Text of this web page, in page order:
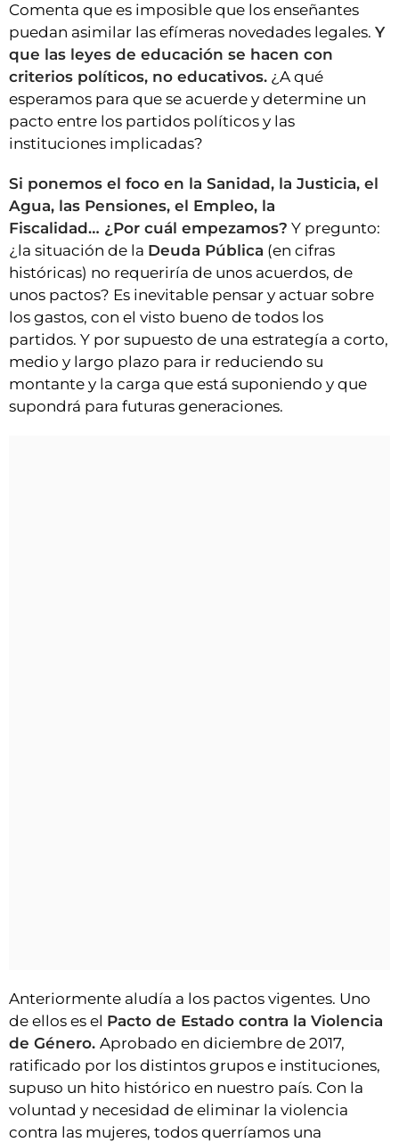
Comenta que es imposible que los enseñantes
puedan asimilar las efímeras novedades legales. Y
que las leyes de educación se hacen con
criterios políticos, no educativos. ¿A qué
esperamos para que se acuerde y determine un
pacto entre los partidos políticos y las
instituciones implicadas?
Si ponemos el foco en la Sanidad, la Justicia, el
Agua, las Pensiones, el Empleo, la
Fiscalidad… ¿Por cuál empezamos? Y pregunto:
¿la situación de la Deuda Pública (en cifras
históricas) no requeriría de unos acuerdos, de
unos pactos? Es inevitable pensar y actuar sobre
los gastos, con el visto bueno de todos los
partidos. Y por supuesto de una estrategía a corto,
medio y largo plazo para ir reduciendo su
montante y la carga que está suponiendo y que
supondrá para futuras generaciones.
Anteriormente aludía a los pactos vigentes. Uno
de ellos es el Pacto de Estado contra la Violencia
de Género. Aprobado en diciembre de 2017,
ratificado por los distintos grupos e instituciones,
supuso un hito histórico en nuestro país. Con la
voluntad y necesidad de eliminar la violencia
contra las mujeres, todos querríamos una